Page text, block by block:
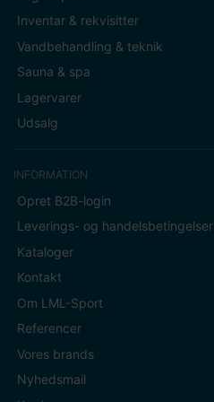
Inventar & rekvisitter
Vandbehandling & teknik
Sauna & spa
Lagervarer
Udsalg
INFORMATION
Opret B2B-login
Leverings- og handelsbetingelser
Kataloger
Kontakt
Om LML-Sport
Referencer
Vores brands
Nyhedsmail